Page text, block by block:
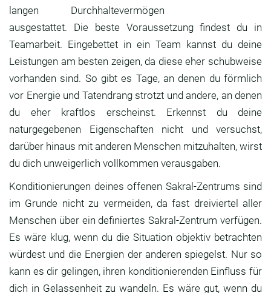
langen Durchhaltevermögen
ausgestattet. Die beste Voraussetzung findest du in
Teamarbeit. Eingebettet in ein Team kannst du deine
Leistungen am besten zeigen, da diese eher schubweise
vorhanden sind. So gibt es Tage, an denen du förmlich
vor Energie und Tatendrang strotzt und andere, an denen
du eher kraftlos erscheinst. Erkennst du deine
naturgegebenen Eigenschaften nicht und versuchst,
darüber hinaus mit anderen Menschen mitzuhalten, wirst
du dich unweigerlich vollkommen verausgaben.
Konditionierungen deines offenen Sakral-Zentrums sind
im Grunde nicht zu vermeiden, da fast dreiviertel aller
Menschen über ein definiertes Sakral-Zentrum verfügen.
Es wäre klug, wenn du die Situation objektiv betrachten
würdest und die Energien der anderen spiegelst. Nur so
kann es dir gelingen, ihren konditionierenden Einfluss für
dich in Gelassenheit zu wandeln. Es wäre gut, wenn du